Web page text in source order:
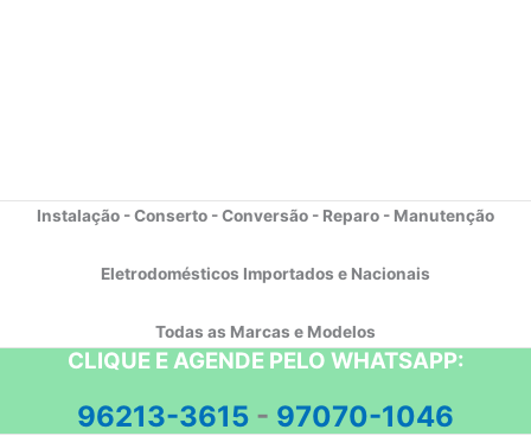
Instalação - Conserto - Conversão - Reparo - Manutenção
Eletrodomésticos Importados e Nacionais
Todas as Marcas e Modelos
CLIQUE E AGENDE PELO WHATSAPP:
96213-3615 - 97070-1046